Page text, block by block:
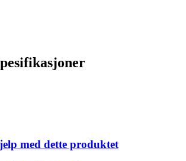
med dette produktet